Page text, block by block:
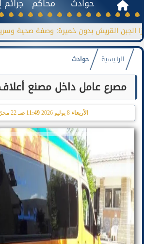
القريش بدون خميرة: وصفة صحية وسريعة
الرئيسية حوادث
مصرع عامل داخل مصنع
الأربعاء 11:49 صـ 22 محرّم 1448